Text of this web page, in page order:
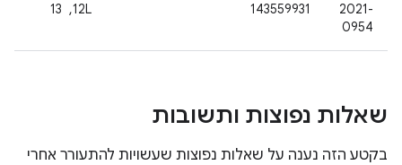
2021-
0954
143559931
12L, ‏ 13
שאלות נפוצות ותשובות
בקטע הזה נענה על שאלות נפוצות שעשויות להתעורר אחרי